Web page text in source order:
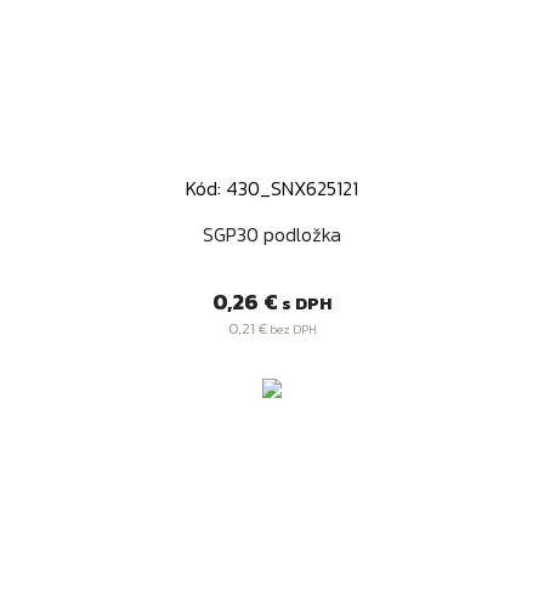
Kód: 430_SNX625121
SGP30 podložka
Cena
0,26 € s DPH
0,21 €bez DPH